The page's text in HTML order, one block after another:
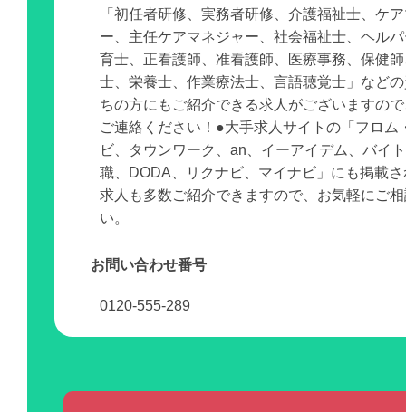
「初任者研修、実務者研修、介護福祉士、ケ
ー、主任ケアマネジャー、社会福祉士、ヘル
育士、正看護師、准看護師、医療事務、保健
士、栄養士、作業療法士、言語聴覚士」など
ちの方にもご紹介できる求人がございますの
ご連絡ください！●大手求人サイトの「フロム
ビ、タウンワーク、an、イーアイデム、バイ
職、DODA、リクナビ、マイナビ」にも掲載
求人も多数ご紹介できますので、お気軽にご
い。
お問い合わせ番号
0120-555-289